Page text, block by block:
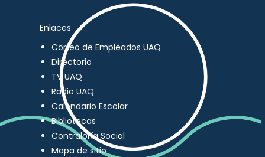
Enlaces
Correo de Empleados UAQ
Directorio
TV UAQ
Radio UAQ
Calendario Escolar
Bibliotecas
Contraloría Social
Mapa de sitio